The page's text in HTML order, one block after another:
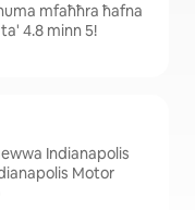
mfaħħra ħafna
4.8 minn 5!
Indianapolis
Motor